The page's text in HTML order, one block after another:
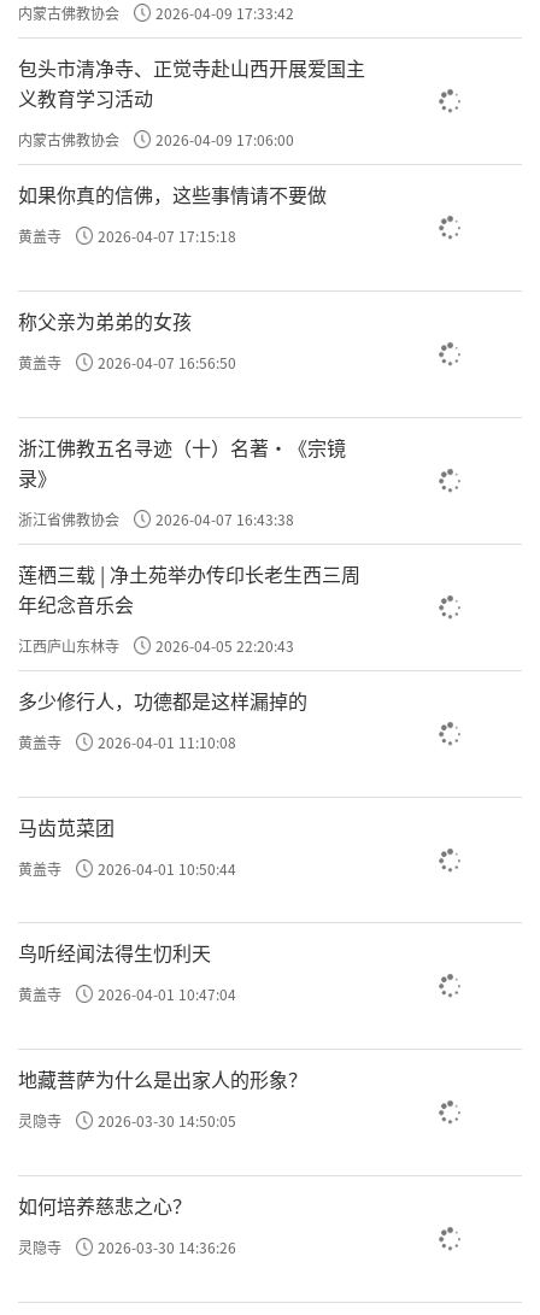
他说「或寝息等，此诸天善神，善知人劳倦，来相
警耳」，如果我们专注修定，就一定会有护法神。
尤其在山中、住阿兰若，更要发愿，上禀自己修行
的目的是为什么，那这些护法天神就会护卫我们身
心免受灾难或干扰。这里是讲，如果在坐中听到弹
了，要出定休息一下。
在我读佛学院的时候，课堂上法师讲到入定，通常
会举虚云老和尚、广钦老和尚，都是通过三弹指的
不知道就是昏沉无记，修成青蛙定、冬眠定了。
责任编辑：勉淳
内蒙古佛教协会 2026-04-09 17:33:42
包头市清净寺、正觉寺赴山西开展爱国主
义教育学习活动
内蒙古佛教协会 2026-04-09 17:06:00
如果你真的信佛，这些事情请不要做
黄盖寺 2026-04-07 17:15:18
称父亲为弟弟的女孩
黄盖寺 2026-04-07 16:56:50
浙江佛教五名寻迹（十）名著·《宗镜
录》
浙江省佛教协会 2026-04-07 16:43:38
莲栖三载 | 净土苑举办传印长老生西三周
年纪念音乐会
江西庐山东林寺 2026-04-05 22:20:43
多少修行人，功德都是这样漏掉的
黄盖寺 2026-04-01 11:10:08
马齿苋菜团
黄盖寺 2026-04-01 10:50:44
鸟听经闻法得生忉利天
黄盖寺 2026-04-01 10:47:04
地藏菩萨为什么是出家人的形象？
灵隐寺 2026-03-30 14:50:05
如何培养慈悲之心？
灵隐寺 2026-03-30 14:36:26